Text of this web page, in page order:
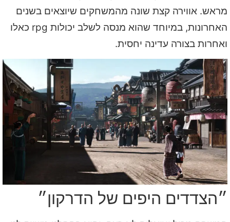
מראש. אווירה קצת שונה מהמשחקים שיוצאים בשנים
האחרונות, במיוחד שהוא מנסה לשלב יכולות rpg כאלו
ואחרות בצורה עדינה יחסית.
״הצדדים היפים של הדרקון״